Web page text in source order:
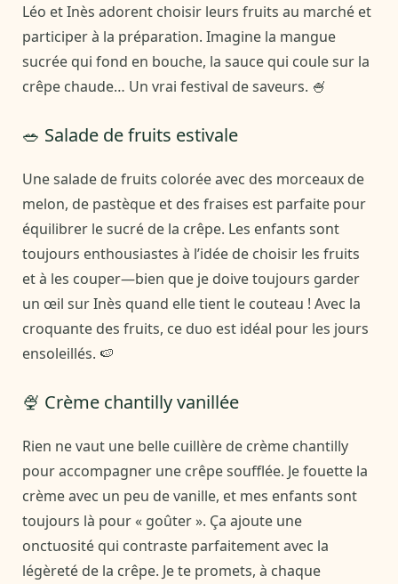
Léo et Inès adorent choisir leurs fruits au marché et
participer à la préparation. Imagine la mangue
sucrée qui fond en bouche, la sauce qui coule sur la
crêpe chaude… Un vrai festival de saveurs. 🍧
🥗 Salade de fruits estivale
Une salade de fruits colorée avec des morceaux de
melon, de pastèque et des fraises est parfaite pour
équilibrer le sucré de la crêpe. Les enfants sont
toujours enthousiastes à l’idée de choisir les fruits
et à les couper—bien que je doive toujours garder
un œil sur Inès quand elle tient le couteau ! Avec la
croquante des fruits, ce duo est idéal pour les jours
ensoleillés. 🍉
🍨 Crème chantilly vanillée
Rien ne vaut une belle cuillère de crème chantilly
pour accompagner une crêpe soufflée. Je fouette la
crème avec un peu de vanille, et mes enfants sont
toujours là pour « goûter ». Ça ajoute une
onctuosité qui contraste parfaitement avec la
légèreté de la crêpe. Je te promets, à chaque